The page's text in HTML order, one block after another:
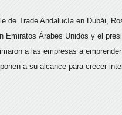
de Trade Andalucía en Dubái,
Árabes Unidos y el
a las empresas a
a su alcance para crecer